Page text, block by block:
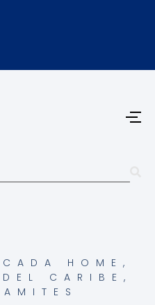
HOME ,
CARIBE ,